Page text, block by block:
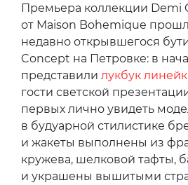
Премьера коллекции Demi
от Maison Bohemique
недавно открывшегося
Concept на Петровке: в
представили лукбук
гости светской
первых лично увидеть
в будуарной стилистике
и жакеты выполнены из
кружева, шелковой тафты,
и украшены вышитыми